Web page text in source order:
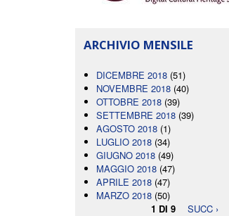
ARCHIVIO MENSILE
DICEMBRE 2018 (51)
NOVEMBRE 2018 (40)
OTTOBRE 2018 (39)
SETTEMBRE 2018 (39)
AGOSTO 2018 (1)
LUGLIO 2018 (34)
GIUGNO 2018 (49)
MAGGIO 2018 (47)
APRILE 2018 (47)
MARZO 2018 (50)
1 DI 9
SUCC ›